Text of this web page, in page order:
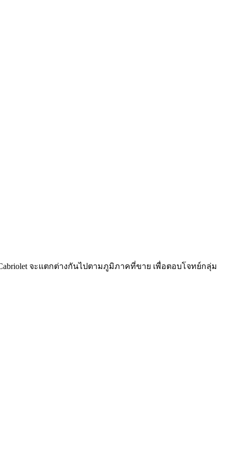
จะแตกต่างกันไปตามภูมิภาคที่ขาย เพื่อตอบโจทย์กลุ่ม